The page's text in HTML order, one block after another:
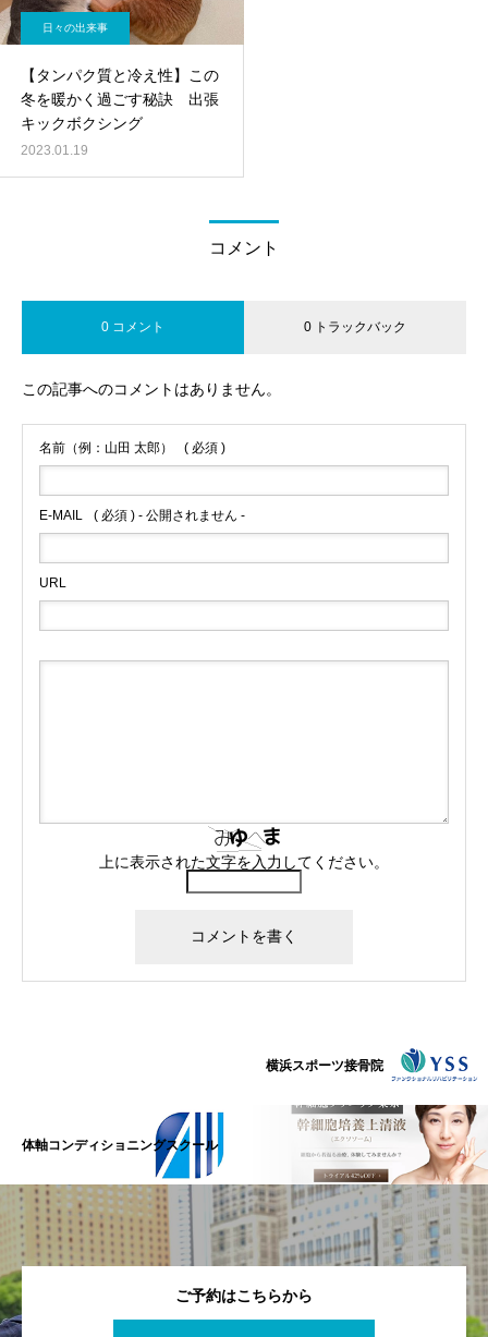
日々の出来事
【タンパク質と冷え性】この
冬を暖かく過ごす秘訣 出張
キックボクシング
2023.01.19
コメント
0 コメント 0 トラックバック
この記事へのコメントはありません。
名前（例：山田 太郎） ( 必須 )
E-MAIL ( 必須 ) - 公開されません -
URL
上に表示された文字を入力してください。
横浜スポーツ接骨院
体軸コンディショニングスクール
ご予約はこちらから